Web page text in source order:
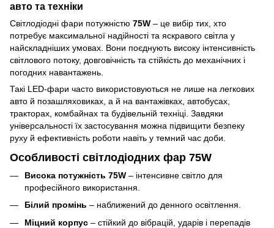
авто та техніки
Світлодіодні фари потужністю 75W – це вибір тих, хто
потребує максимальної надійності та яскравого світла у
найскладніших умовах. Вони поєднують високу інтенсивність
світлового потоку, довговічність та стійкість до механічних і
погодних навантажень.
Такі LED-фари часто використовуються не лише на легкових
авто й позашляховиках, а й на вантажівках, автобусах,
тракторах, комбайнах та будівельній техніці. Завдяки
універсальності їх застосування можна підвищити безпеку
руху й ефективність роботи навіть у темний час доби.
Особливості світлодіодних фар 75W
Висока потужність 75W – інтенсивне світло для
професійного використання.
Білий промінь – наближений до денного освітлення.
Міцний корпус – стійкий до вібрацій, ударів і перепадів